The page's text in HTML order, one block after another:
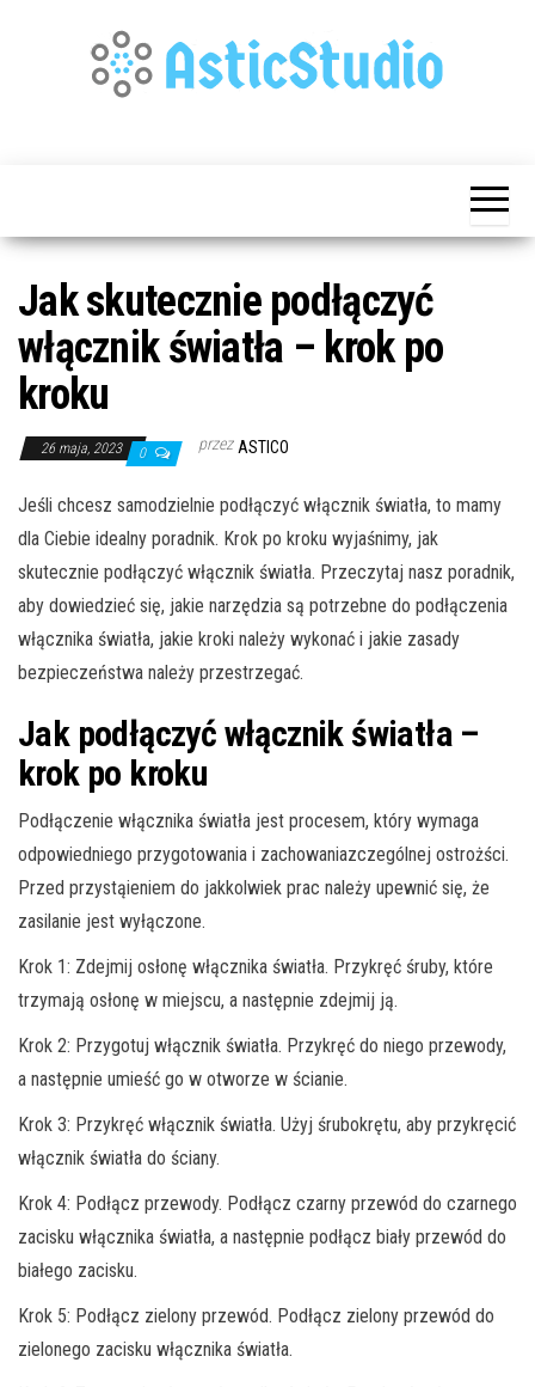
Jak skutecznie podłączyć
włącznik światła – krok po
kroku
26 maja, 2023 0 przez ASTICO
Jeśli chcesz samodzielnie podłączyć włącznik światła, to mamy
dla Ciebie idealny poradnik. Krok po kroku wyjaśnimy, jak
skutecznie podłączyć włącznik światła. Przeczytaj nasz poradnik,
aby dowiedzieć się, jakie narzędzia są potrzebne do podłączenia
włącznika światła, jakie kroki należy wykonać i jakie zasady
bezpieczeństwa należy przestrzegać.
Jak podłączyć włącznik światła –
krok po kroku
Podłączenie włącznika światła jest procesem, który wymaga
odpowiedniego przygotowania i zachowaniazczególnej ostrożści.
Przed przystąieniem do jakkolwiek prac należy upewnić się, że
zasilanie jest wyłączone.
Krok 1: Zdejmij osłonę włącznika światła. Przykręć śruby, które
trzymają osłonę w miejscu, a następnie zdejmij ją.
Krok 2: Przygotuj włącznik światła. Przykręć do niego przewody,
a następnie umieść go w otworze w ścianie.
Krok 3: Przykręć włącznik światła. Użyj śrubokrętu, aby przykręcić
włącznik światła do ściany.
Krok 4: Podłącz przewody. Podłącz czarny przewód do czarnego
zacisku włącznika światła, a następnie podłącz biały przewód do
białego zacisku.
Krok 5: Podłącz zielony przewód. Podłącz zielony przewód do
zielonego zacisku włącznika światła.